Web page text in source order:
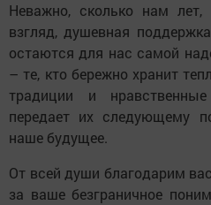
Неважно, сколько нам
взгляд, душевная
остаются для нас самой
– те, кто бережно хранит
традиции и
передает их следующему
наше будущее.
От всей души благодарим
за ваше безграничное